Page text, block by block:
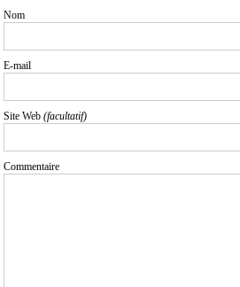
Nom
E-mail
Site Web (facultatif)
Commentaire